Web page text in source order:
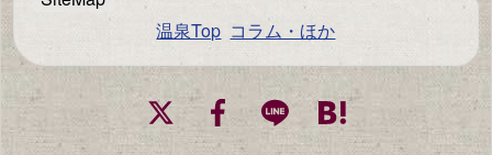
温泉Top コラム・ほか